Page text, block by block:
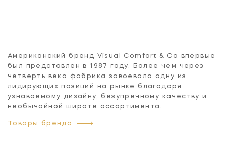
Американский бренд Visual Comfort & Co впервые
был представлен в 1987 году. Более чем через
четверть века фабрика завоевала одну из
лидирующих позиций на рынке благодаря
узнаваемому дизайну, безупречному качеству и
необычайной широте ассортимента.
Товары бренда